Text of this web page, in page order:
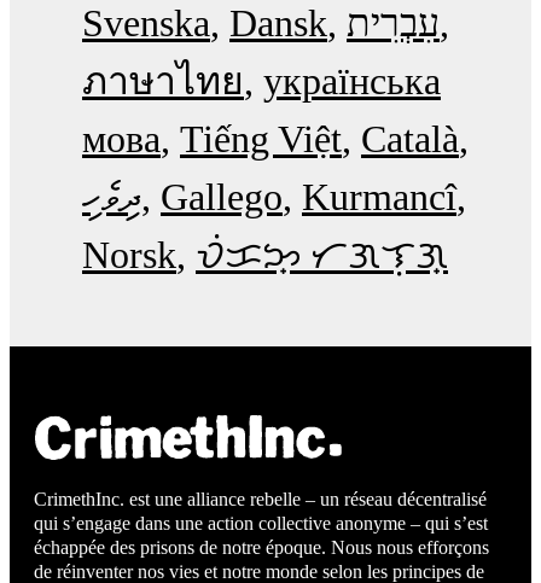
Svenska Dansk עִבְרִית
ภาษาไทย українська
мова Tiếng Việt Català
ދިވެހި Gallego Kurmancî
Norsk ᜏᜒᜃᜅ᜔ ᜆᜄᜎᜓᜄ᜔
CrimethInc. est une alliance rebelle – un réseau décentralisé
qui s’engage dans une action collective anonyme – qui s’est
échappée des prisons de notre époque. Nous nous efforçons
de réinventer nos vies et notre monde selon les principes de